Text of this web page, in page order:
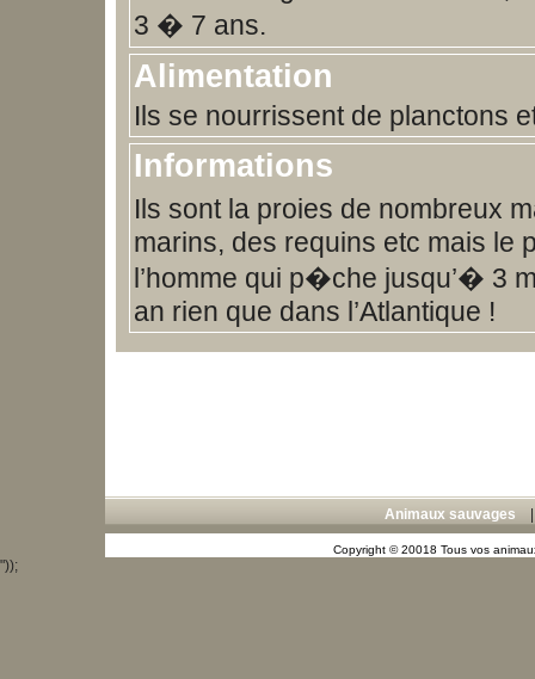
3 � 7 ans.
Alimentation
Ils se nourrissent de planctons
Informations
Ils sont la proies de nombreux
marins, des requins etc mais le
l’homme qui p�che jusqu’� 3
an rien que dans l’Atlantique !
Animaux sauvages
Copyright © 20018 Tous vos
"));